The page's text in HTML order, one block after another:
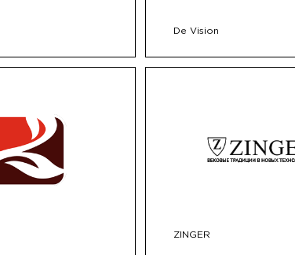
De Vision
ZINGER